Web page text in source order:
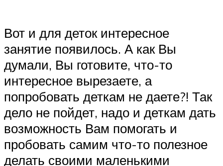
Вот и для деток интересное
занятие появилось. А как Вы
думали, Вы готовите, что-то
интересное вырезаете, а
попробовать деткам не даете?! Так
дело не пойдет, надо и деткам дать
возможность Вам помогать и
пробовать самим что-то полезное
делать своими маленькими